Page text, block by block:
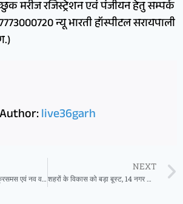
मरीज रजिस्ट्रेशन एवं पंजीयन हेतु सम्पर्क
न्यू भारती हॉस्पीटल सरायपाली
Author:live36garh
न्यू भारती हॉस्पिटल में क्रिसमस एवं नव वर्ष के उपलक्ष्य मेंसभी प्रकार के सोनोग्राफी जाँच में 20 प्रतिशत की विशेष छूट
NEXT
शहरों के विकास को बड़ा बूस्ट, 14 नगर निगमों में लागू हुई मुख्यमंत्री नगरोत्थान योजना